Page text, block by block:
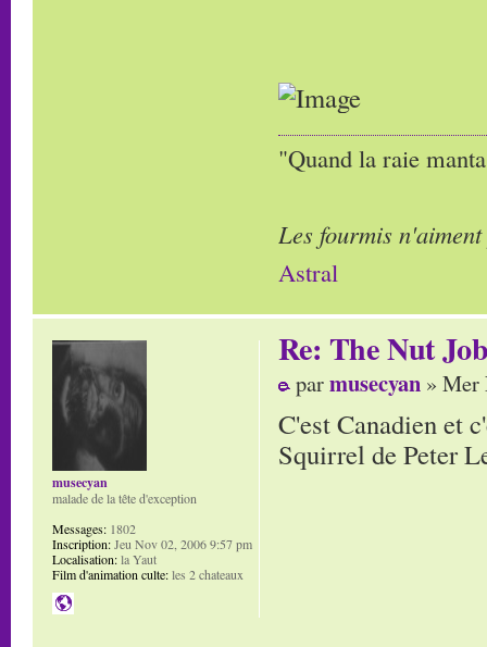
"Quand la raie
Les fourmis
Astral
Re: The Nut
parmusecyan » Mer
C'est Canadien et
Squirrel de Peter
musecyan
malade de la tête d'exception
Messages: 1802
Inscription:Jeu Nov 02, 2006 9:57 pm
Localisation:la Yaut
Film d'animation culte:les 2 chateaux